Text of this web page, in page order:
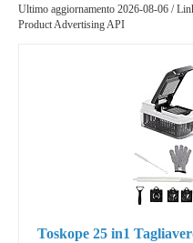
Ultimo aggiornamento 2026-08-06 /
Product Advertising API
Toskope 25 in1